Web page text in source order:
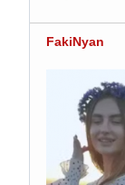
FakiNyan